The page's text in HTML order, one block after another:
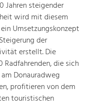
Jahren steigender
wird mit diesem
Umsetzungskonzept
der
erstellt. Die
Radfahrenden, die sich
Donauradweg
profitieren von dem
touristischen